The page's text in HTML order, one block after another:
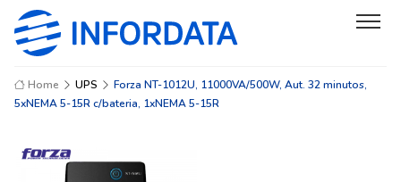
Home UPS
Forza NT-1012U, 11000VA/500W, Aut. 32 minutos,
5xNEMA 5-15R c/bateria, 1xNEMA 5-15R